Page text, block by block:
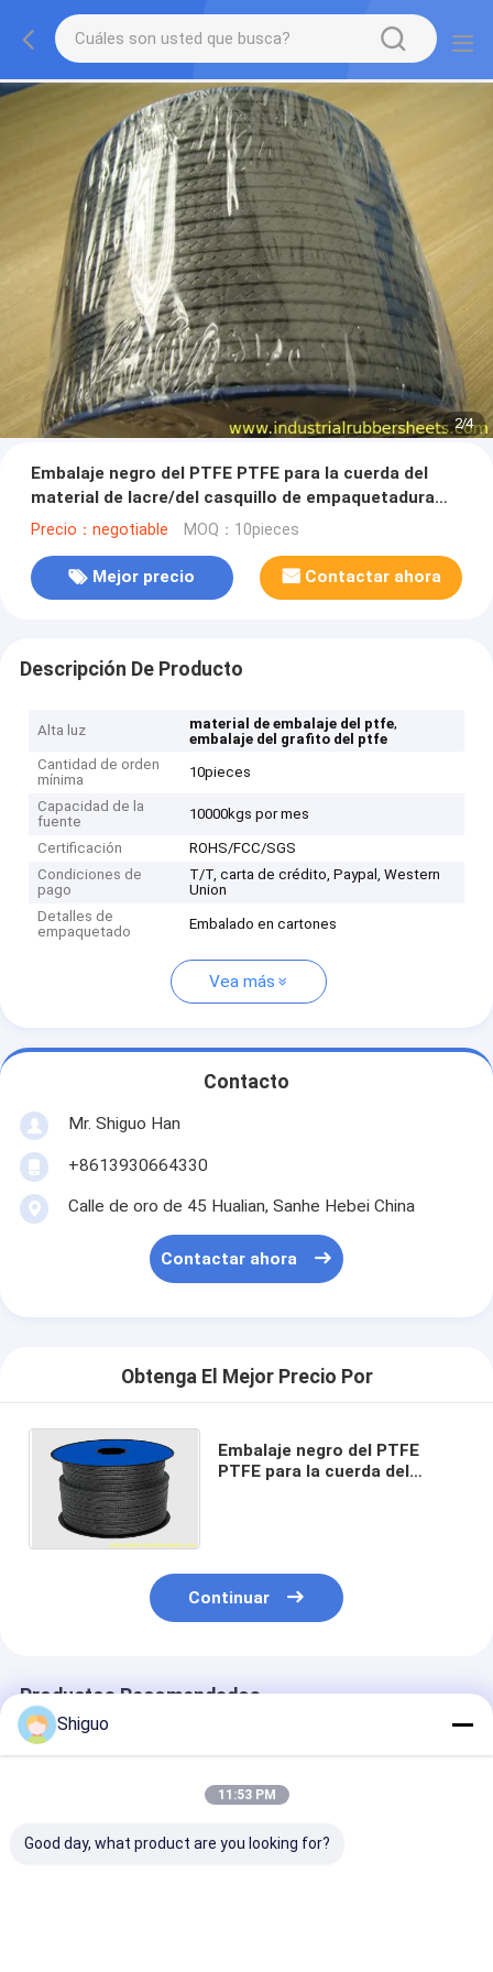
3/4
Embalaje negro del PTFE PTFE para la cuerda del
material de lacre/del casquillo de empaquetadura
del grafito
Precio：negotiable MOQ：10pieces
Mejor precio Contactar ahora
Descripción De Producto
Alta luz material de embalaje del ptfe,
embalaje del grafito del ptfe
Cantidad de orden
mínima
10pieces
Capacidad de la
fuente
10000kgs por mes
Certificación
ROHS/FCC/SGS
Condiciones de
pago
T/T, carta de crédito, Paypal, Western
Union
Detalles de
empaquetado
Embalado en cartones
Vea más
Contacto
Mr. Shiguo Han
+8613930664330
Calle de oro de 45 Hualian, Sanhe Hebei China
Contactar ahora
Obtenga El Mejor Precio Por
Embalaje negro del PTFE
PTFE para la cuerda del
Continuar
Productos Recomendados
Shiguo
11:53 PM
Good day, what product are you looking for?